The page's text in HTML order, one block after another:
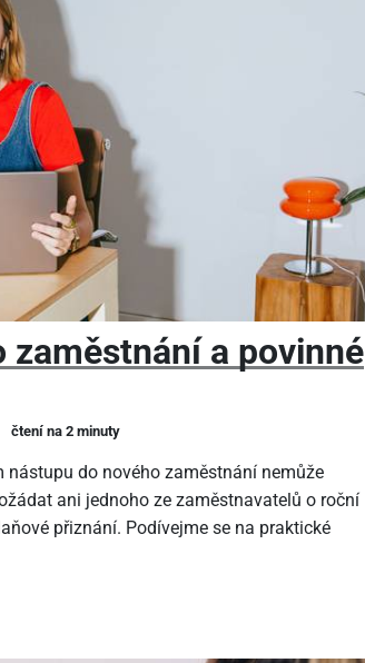
zaměstnání a povinné
čtení na 2 minuty
do nového zaměstnání nemůže
ani jednoho ze zaměstnavatelů o roční
přiznání. Podívejme se na praktické